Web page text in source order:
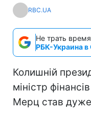
RBC.UA
Не трать
РБК-Украина в
Колишній
міністр
Мерц став дуже